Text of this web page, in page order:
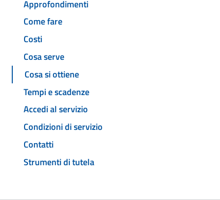
Approfondimenti
Come fare
Costi
Cosa serve
Cosa si ottiene
Tempi e scadenze
Accedi al servizio
Condizioni di servizio
Contatti
Strumenti di tutela